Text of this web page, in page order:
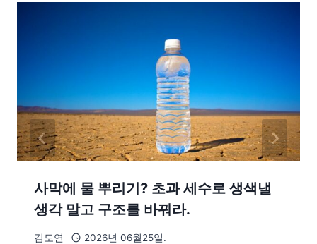
사막에 물 뿌리기? 초과 세수로 생색낼
생각 말고 구조를 바꿔라.
김도연 2026년 06월25일.